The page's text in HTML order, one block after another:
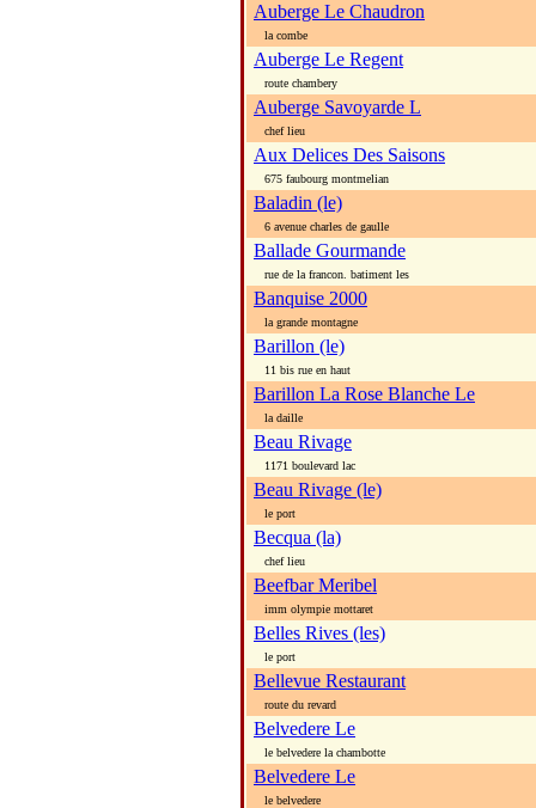
Auberge Le Chaudron
la combe
Auberge Le Regent
route chambery
Auberge Savoyarde L
chef lieu
Aux Delices Des Saisons
675 faubourg montmelian
Baladin (le)
6 avenue charles de gaulle
Ballade Gourmande
rue de la francon. batiment les
Banquise 2000
la grande montagne
Barillon (le)
11 bis rue en haut
Barillon La Rose Blanche Le
la daille
Beau Rivage
1171 boulevard lac
Beau Rivage (le)
le port
Becqua (la)
chef lieu
Beefbar Meribel
imm olympie mottaret
Belles Rives (les)
le port
Bellevue Restaurant
route du revard
Belvedere Le
le belvedere la chambotte
Belvedere Le
le belvedere